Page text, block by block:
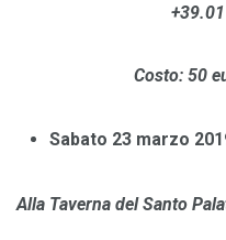
Costo: 50
Sabato 23 marzo
Alla Taverna del Santo